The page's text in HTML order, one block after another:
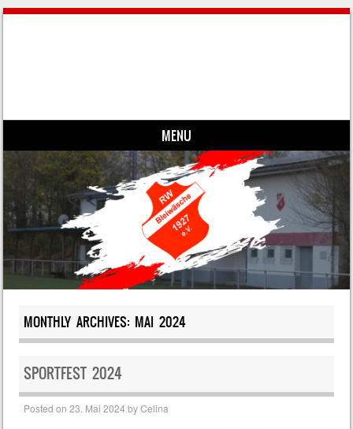
MENU
Skip to content
MONTHLY ARCHIVES: MAI 2024
SPORTFEST 2024
Posted on23. Mai 2024 byCelina